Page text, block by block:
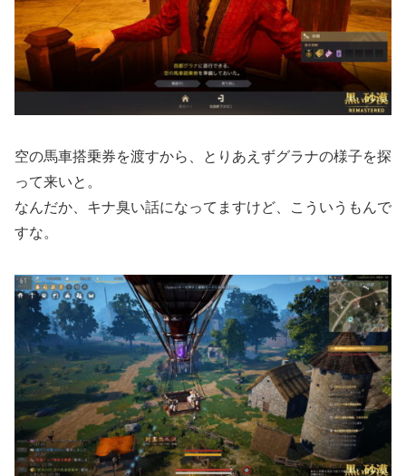
空の馬車搭乗券を渡すから、とりあえずグラナの様子を探
って来いと。
なんだか、キナ臭い話になってますけど、こういうもんで
すな。